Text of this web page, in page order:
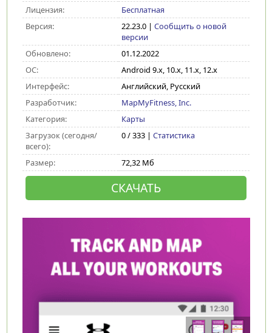
Лицензия:
Бесплатная
Версия:
22.23.0| Сообщить о новой
версии
Обновлено:
01.12.2022
ОС:
Android 9.x, 10.x, 11.x, 12.x
Интерфейс:
Английский, Русский
Разработчик:
MapMyFitness, Inc.
Категория:
Карты
Загрузок (сегодня/
всего):
0 / 333 | Статистика
Размер: 72,32 Мб
СКАЧАТЬ